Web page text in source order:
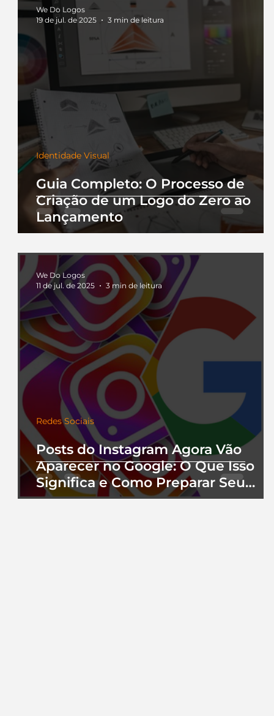
Guia Completo: O Processo de
Criação de um Logo do Zero ao
Lançamento
Identidade Visual
We Do Logos
19 de jul. de 2025
3 min de leitura
Posts do Instagram Agora Vão
Aparecer no Google: O Que Isso
Significa e Como Preparar Seu
Perfil
Redes Sociais
We Do Logos
11 de jul. de 2025
3 min de leitura